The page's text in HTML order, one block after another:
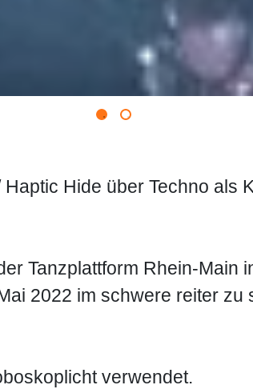
Hide über Techno als
Tanzplattform Rhein-Main
2022 im schwere reiter zu
verwendet.